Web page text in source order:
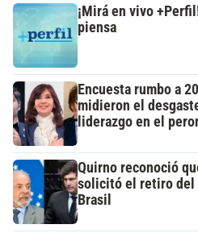
¡Mirá en vivo
piensa
Encuesta rumbo a
midieron el
liderazgo en el
Quirno reconoció
solicitó el retiro del
Brasil